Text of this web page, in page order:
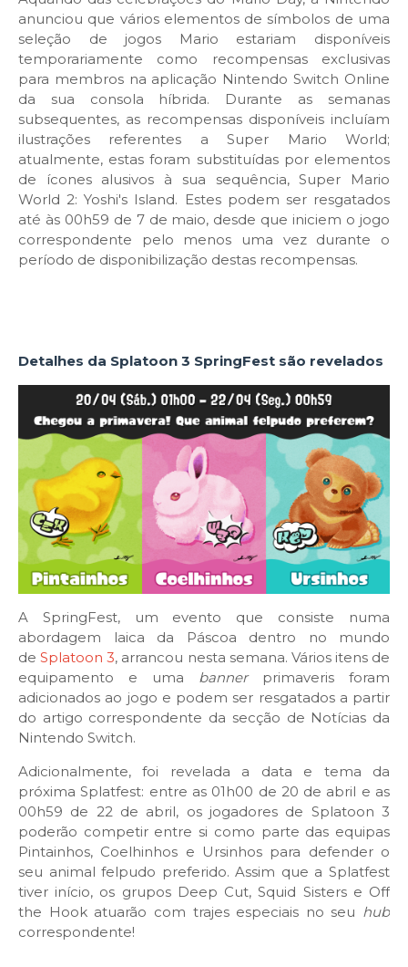
anunciou que vários elementos de símbolos de uma
seleção de jogos Mario estariam disponíveis
temporariamente como recompensas exclusivas
para membros na aplicação Nintendo Switch Online
da sua consola híbrida. Durante as semanas
subsequentes, as recompensas disponíveis incluíam
ilustrações referentes a Super Mario World;
atualmente, estas foram substituídas por elementos
de ícones alusivos à sua sequência, Super Mario
World 2: Yoshi's Island. Estes podem ser resgatados
até às 00h59 de 7 de maio, desde que iniciem o jogo
correspondente pelo menos uma vez durante o
período de disponibilização destas recompensas.
Detalhes da Splatoon 3 SpringFest são revelados
A SpringFest, um evento que consiste numa
abordagem laica da Páscoa dentro no mundo
deSplatoon 3, arrancou nesta semana. Vários itens de
equipamento e uma banner primaveris foram
adicionados ao jogo e podem ser resgatados a partir
do artigo correspondente da secção de Notícias da
Nintendo Switch.
Adicionalmente, foi revelada a data e tema da
próxima Splatfest: entre as 01h00 de 20 de abril e as
00h59 de 22 de abril, os jogadores de Splatoon 3
poderão competir entre si como parte das equipas
Pintainhos, Coelhinhos e Ursinhos para defender o
seu animal felpudo preferido. Assim que a Splatfest
tiver início, os grupos Deep Cut, Squid Sisters e Off
the Hook atuarão com trajes especiais no seu hub
correspondente!